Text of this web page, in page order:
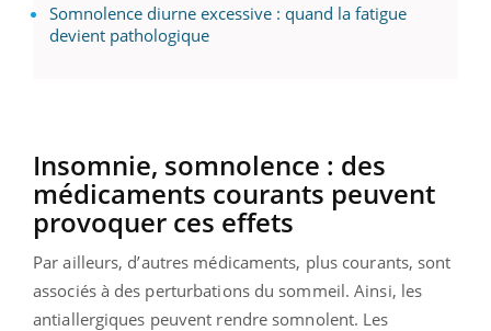
Somnolence diurne excessive : quand la fatigue
devient pathologique
Insomnie, somnolence : des
médicaments courants peuvent
provoquer ces effets
Par ailleurs, d’autres médicaments, plus courants, sont
associés à des perturbations du sommeil. Ainsi, les
antiallergiques peuvent rendre somnolent. Les